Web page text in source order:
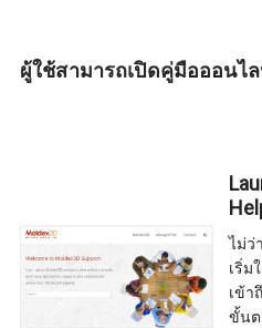
ผู้ใช้สามารถเปิดคู่มือออนไ
ไม่ว่
เริ่ม
เข้า
ขั้นต